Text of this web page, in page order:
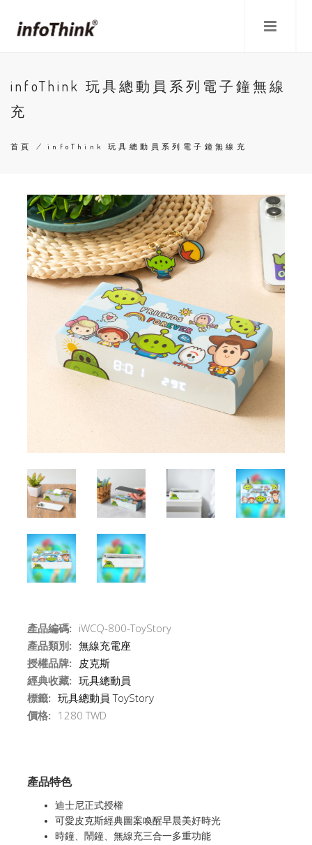
infoThink 玩具總動員系列電子鐘無線
充
航
連
結
首頁 /infoThink 玩具總動員系列電子鐘無線充
產品編碼: iWCQ-800-ToyStory
產品類別: 無線充電座
授權品牌: 皮克斯
經典收藏: 玩具總動員
標籤: 玩具總動員 ToyStory
價格: 1280 TWD
產品特色
迪士尼正式授權
可愛皮克斯經典圖案喚醒早晨美好時光
時鐘、鬧鐘、無線充三合一多重功能